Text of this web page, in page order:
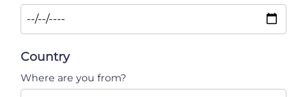
Country
Where are you from?